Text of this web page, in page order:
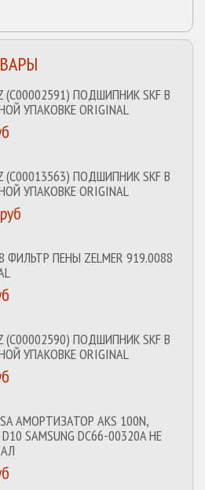
(C00002591) ПОДШИПНИК SKF В
УПАКОВКЕ ORIGINAL
(C00013563) ПОДШИПНИК SKF В
УПАКОВКЕ ORIGINAL
ФИЛЬТР ПЕНЫ ZELMER 919.0088
(C00002590) ПОДШИПНИК SKF В
УПАКОВКЕ ORIGINAL
АМОРТИЗАТОР AKS 100N,
SAMSUNG DC66-00320A НЕ